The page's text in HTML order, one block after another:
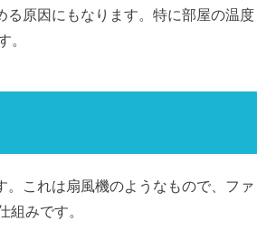
る原因にもなります。特に部屋の温度
。
これは扇風機のようなもので、ファ
みです。